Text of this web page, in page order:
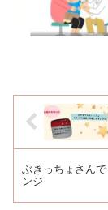
ぶきっちょさん
ンジ